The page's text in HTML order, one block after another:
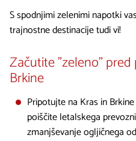
S spodnjimi zelenimi napotki
trajnostne destinacije tudi vi!
Začutite "zeleno"
Brkine
Pripotujte na Kras in
poiščite letalskega
zmanjševanje ogljičnega